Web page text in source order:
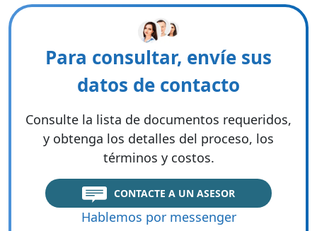
Para consultar, envíe sus
datos de contacto
Consulte la lista de documentos requeridos,
y obtenga los detalles del proceso, los
términos y costos.
CONTACTE A UN ASESOR
Hablemos por messenger